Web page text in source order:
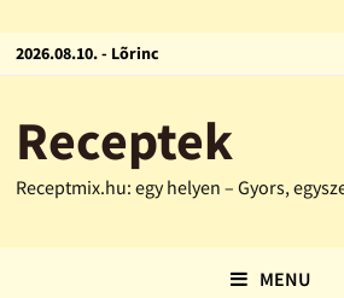
2026.08.10. - Lõrinc
Receptek
Receptmix.hu: egy helyen – Gyors,
MENU